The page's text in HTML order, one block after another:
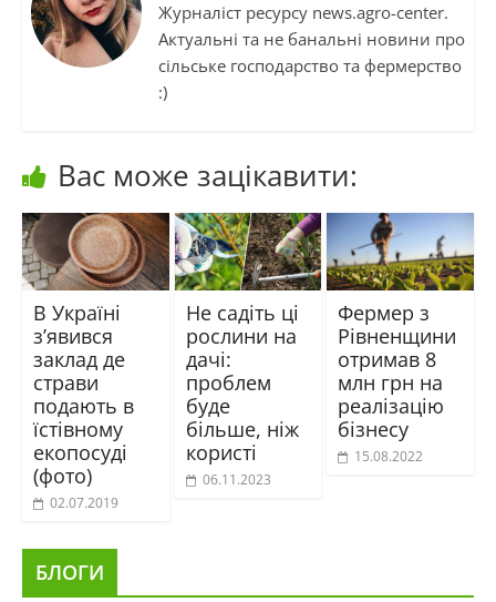
Журналіст ресурсу news.agro-center.
Актуальні та не банальні новини про
сільське господарство та фермерство
:)
Вас може зацікавити:
В Україні
з’явився
заклад де
страви
подають в
їстівному
екопосуді
(фото)
02.07.2019
Не садіть ці
рослини на
дачі:
проблем
буде
більше, ніж
користі
06.11.2023
Фермер з
Рівненщини
отримав 8
млн грн на
реалізацію
бізнесу
15.08.2022
БЛОГИ